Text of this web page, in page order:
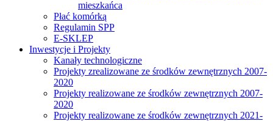
mieszkańca
Płać komórką
Regulamin SPP
E-SKLEP
Inwestycje i Projekty
Kanały technologiczne
Projekty zrealizowane ze środków zewnętrznych 2007-
2020
Projekty realizowane ze środków zewnętrznych 2007-
2020
Projekty realizowane ze środków zewnętrznych 2021-